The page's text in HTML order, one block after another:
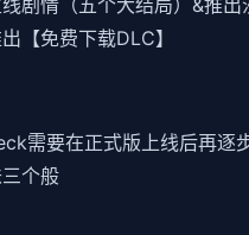
剧情（五个大结局）&推出
【免费下载DLC】
需要在正式版上线后再逐
个般